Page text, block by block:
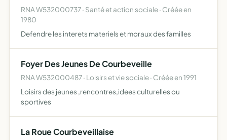
RNA W532000737 · Santé et action sociale · Créée en
1980
Defendre les interets materiels et moraux des familles
Foyer Des Jeunes De Courbeveille
RNA W532000487 · Loisirs et vie sociale · Créée en 1991
Loisirs des jeunes ,rencontres,idees culturelles ou
sportives
La Roue Courbeveillaise